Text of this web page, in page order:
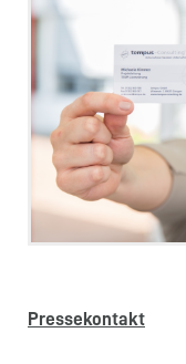
Pressekontakt